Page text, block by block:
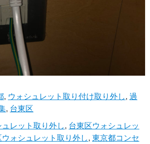
, ウォシュレット取り付け取り外し,過
, 台東区
レット取り外し, 台東区ウォシュレッ
ウォシュレット取り外し,東京都コンセ